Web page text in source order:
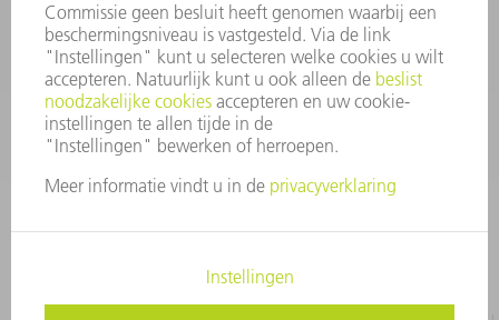
+31 88 4002 400
Ma. - vr. 8.00 - 17.00 uur
onderdelen.tnl@de.trumpf.com